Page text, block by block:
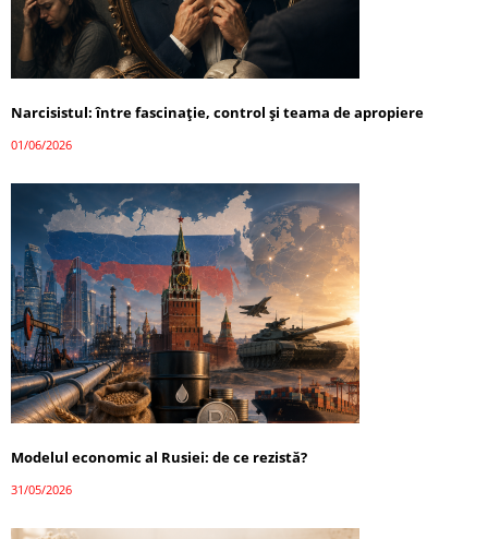
Narcisistul: între fascinație, control și teama de apropiere
01/06/2026
Modelul economic al Rusiei: de ce rezistă?
31/05/2026